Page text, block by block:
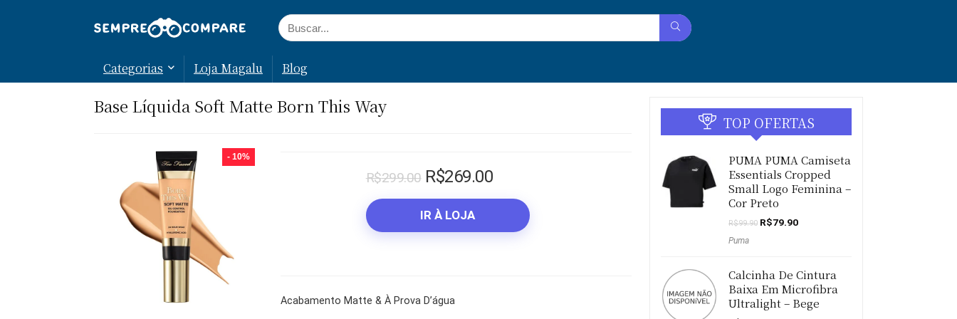
Categorias Loja Magalu Blog
Base Líquida Soft Matte Born This Way
- 10%
R$299.00 O
preço
original
era:
R$269.00O
preço
atual
é:
IR À LOJA
Acabamento Matte & À Prova D’água
TOP OFERTAS
PUMA PUMA Camiseta
Essentials Cropped
Small Logo Feminina –
Cor Preto
R$99.90 O
R$79.90O
Puma
Calcinha De Cintura
Baixa Em Microfibra
Ultralight – Bege